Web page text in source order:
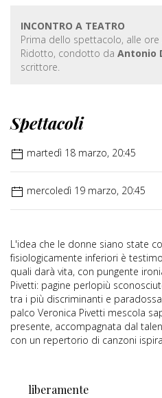
INCONTRO A TEATRO
Prima dello spettacolo, alle ore
Ridotto, condotto da Antonio
scrittore.
Spettacoli
martedì 18 marzo, 20:45
mercoledì 19 marzo, 20:45
L'idea che le donne siano state
fisiologicamente inferiori è
quali darà vita, con pungente
Pivetti: pagine perlopiù
tra i più discriminanti e
palco Veronica Pivetti mescola
presente, accompagnata dal
con un repertorio di canzoni
liberamente